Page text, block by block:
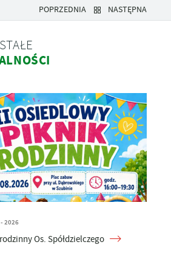
POPRZEDNIA NASTĘPNA
2026
Os. Spółdzielczego